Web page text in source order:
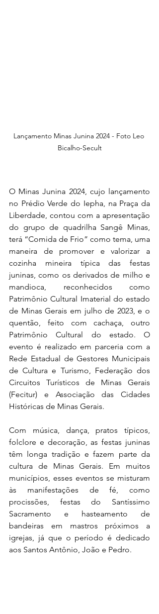
Lançamento Minas Junina 2024 - Foto Leo
Bicalho-Secult
O Minas Junina 2024, cujo lançamento
no Prédio Verde do Iepha, na Praça da
Liberdade, contou com a apresentação
do grupo de quadrilha Sangê Minas,
terá “Comida de Frio” como tema, uma
maneira de promover e valorizar a
cozinha mineira típica das festas
juninas, como os derivados de milho e
mandioca, reconhecidos como
Patrimônio Cultural Imaterial do estado
de Minas Gerais em julho de 2023, e o
quentão, feito com cachaça, outro
Patrimônio Cultural do estado. O
evento é realizado em parceria com a
Rede Estadual de Gestores Municipais
de Cultura e Turismo, Federação dos
Circuitos Turísticos de Minas Gerais
(Fecitur) e Associação das Cidades
Históricas de Minas Gerais.
Com música, dança, pratos típicos,
folclore e decoração, as festas juninas
têm longa tradição e fazem parte da
cultura de Minas Gerais. Em muitos
municípios, esses eventos se misturam
às manifestações de fé, como
procissões, festas do Santíssimo
Sacramento e hasteamento de
bandeiras em mastros próximos a
igrejas, já que o período é dedicado
aos Santos Antônio, João e Pedro.